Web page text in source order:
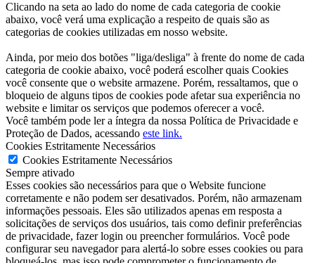
Clicando na seta ao lado do nome de cada categoria de cookie
abaixo, você verá uma explicação a respeito de quais são as
categorias de cookies utilizadas em nosso website.
Ainda, por meio dos botões "liga/desliga" à frente do nome de cada
categoria de cookie abaixo, você poderá escolher quais Cookies
você consente que o website armazene. Porém, ressaltamos, que o
bloqueio de alguns tipos de cookies pode afetar sua experiência no
website e limitar os serviços que podemos oferecer a você.
Você também pode ler a íntegra da nossa Política de Privacidade e
Proteção de Dados, acessando este link.
Cookies Estritamente Necessários
Cookies Estritamente Necessários
Sempre ativado
Esses cookies são necessários para que o Website funcione
corretamente e não podem ser desativados. Porém, não armazenam
informações pessoais. Eles são utilizados apenas em resposta a
solicitações de serviços dos usuários, tais como definir preferências
de privacidade, fazer login ou preencher formulários. Você pode
configurar seu navegador para alertá-lo sobre esses cookies ou para